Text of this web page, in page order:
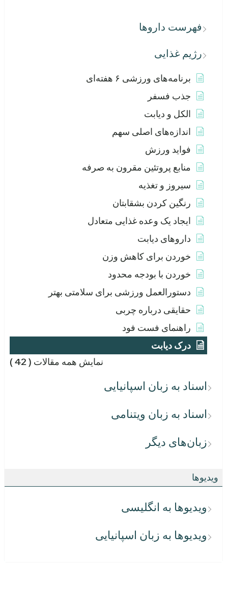
فهرست داروها
رژیم غذایی
برنامه‌های ورزشی ۶ هفته‌ای
جذب فسفر
الکل و دیابت
اندازه‌های اصلی سهم
فواید ورزش
منابع پروتئین مقرون به صرفه
سیروز و تغذیه
رنگین کردن بشقابتان
ایجاد یک وعده غذایی متعادل
داروهای دیابت
خوردن برای کاهش وزن
خوردن با بودجه محدود
دستورالعمل ورزشی برای سلامتی بهتر
حقایقی درباره چربی
راهنمای فست فود
درک دیابت
نمایش همه مقالات ( 42 )
اسناد به زبان اسپانیایی
اسناد به زبان ویتنامی
زبان‌های دیگر
ویدیوها
ویدیوها به انگلیسی
ویدیوها به زبان اسپانیایی